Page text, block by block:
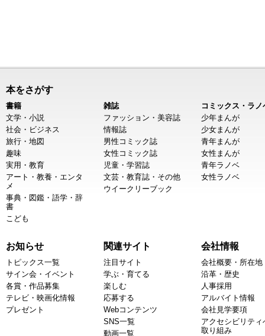
本をさがす
書籍
文学・小説
社会・ビジネス
旅行・地図
趣味
実用・教育
アート・教養・エンタ
メ
事典・図鑑・語学・辞
書
こども
雑誌
ファッション・美容誌
情報誌
男性コミック誌
女性コミック誌
児童・学習誌
文芸・教育誌・その他
ウイークリーブック
コミックス・ラノ
少年まんが
少女まんが
青年まんが
女性まんが
青年ラノベ
女性ラノベ
お知らせ
トピックス一覧
サイン会・イベント
各賞・作品募集
テレビ・映画化情報
プレゼント
関連サイト
注目サイト
学ぶ・育てる
楽しむ
応募する
Webコンテンツ
SNS一覧
動画一覧
会社情報
会社概要・所在地
沿革・歴史
人事採用
アルバイト情報
会社見学要項
アクセシビリティ
取り組み